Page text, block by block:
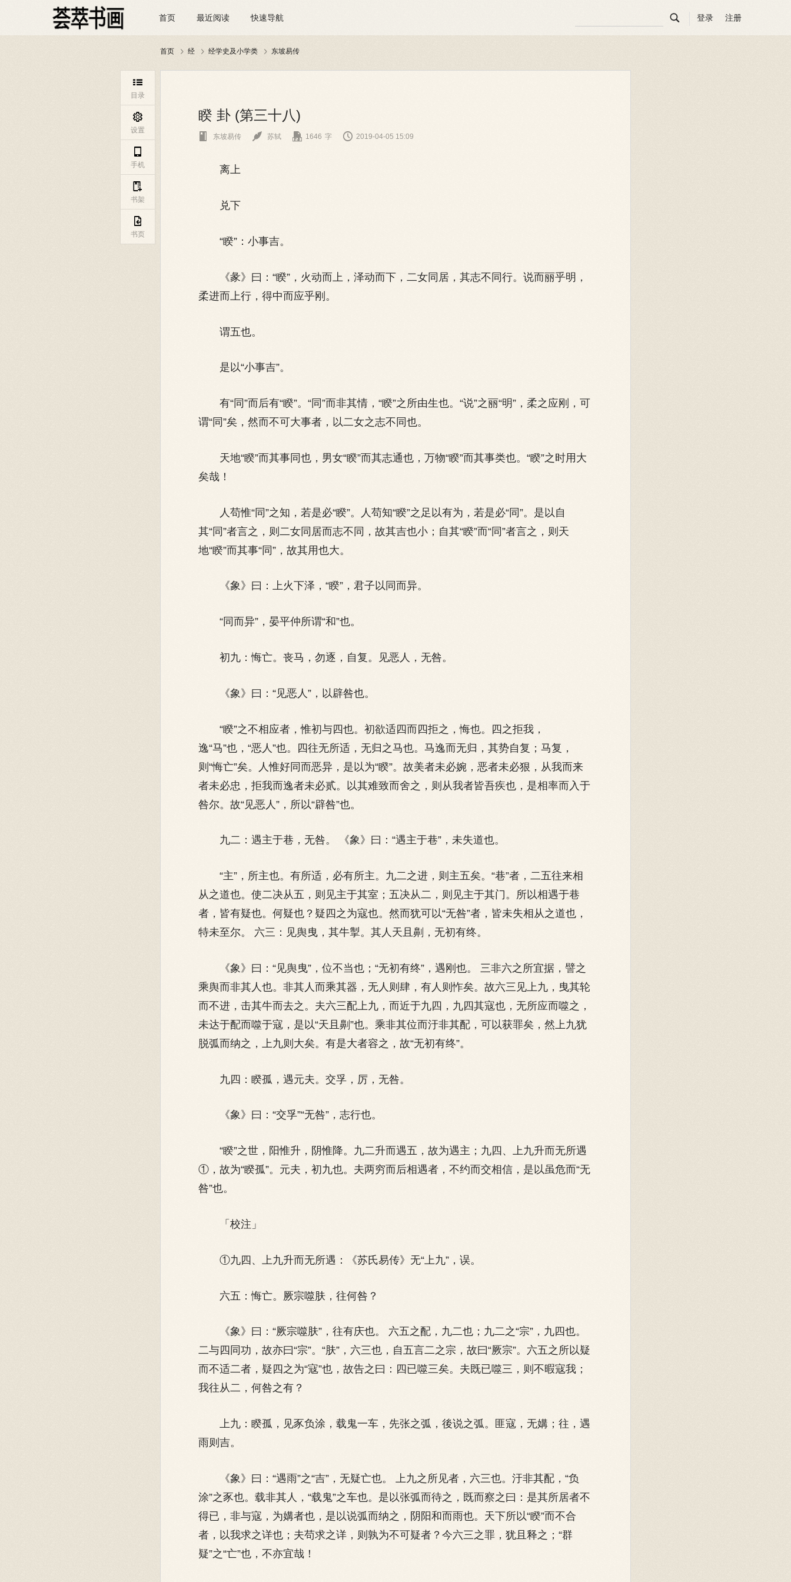
首页 最近阅读 快速导航  登录 注册
首页  经  经学史及小学类  东坡易传
睽 卦 (第三十八)
 东坡易传  苏轼  1646 字  2019-04-05 15:09
离上
兑下
“睽”：小事吉。
《彖》曰：“睽”，火动而上，泽动而下，二女同居，其志不同行。说而丽乎明，
柔进而上行，得中而应乎刚。
谓五也。
是以“小事吉”。
有“同”而后有“睽”。“同”而非其情，“睽”之所由生也。“说”之丽“明”，柔之应刚，可
谓“同”矣，然而不可大事者，以二女之志不同也。
天地“睽”而其事同也，男女“睽”而其志通也，万物“睽”而其事类也。“睽”之时用大
矣哉！
人苟惟“同”之知，若是必“睽”。人苟知“睽”之足以有为，若是必“同”。是以自
其“同”者言之，则二女同居而志不同，故其吉也小；自其“睽”而“同”者言之，则天
地“睽”而其事“同”，故其用也大。
《象》曰：上火下泽，“睽”，君子以同而异。
“同而异”，晏平仲所谓“和”也。
初九：悔亡。丧马，勿逐，自复。见恶人，无咎。
《象》曰：“见恶人”，以辟咎也。
“睽”之不相应者，惟初与四也。初欲适四而四拒之，悔也。四之拒我，
逸“马”也，“恶人”也。四往无所适，无归之马也。马逸而无归，其势自复；马复，
则“悔亡”矣。人惟好同而恶异，是以为“睽”。故美者未必婉，恶者未必狠，从我而来
者未必忠，拒我而逸者未必贰。以其难致而舍之，则从我者皆吾疾也，是相率而入于
咎尔。故“见恶人”，所以“辟咎”也。
九二：遇主于巷，无咎。 《象》曰：“遇主于巷”，未失道也。
“主”，所主也。有所适，必有所主。九二之进，则主五矣。“巷”者，二五往来相
从之道也。使二决从五，则见主于其室；五决从二，则见主于其门。所以相遇于巷
者，皆有疑也。何疑也？疑四之为寇也。然而犹可以“无咎”者，皆未失相从之道也，
特未至尔。 六三：见舆曳，其牛掣。其人天且劓，无初有终。
《象》曰：“见舆曳”，位不当也；“无初有终”，遇刚也。 三非六之所宜据，譬之
乘舆而非其人也。非其人而乘其器，无人则肆，有人则怍矣。故六三见上九，曳其轮
而不进，击其牛而去之。夫六三配上九，而近于九四，九四其寇也，无所应而噬之，
未达于配而噬于寇，是以“天且劓”也。乘非其位而汙非其配，可以获罪矣，然上九犹
脱弧而纳之，上九则大矣。有是大者容之，故“无初有终”。
九四：睽孤，遇元夫。交孚，厉，无咎。
《象》曰：“交孚”“无咎”，志行也。
“睽”之世，阳惟升，阴惟降。九二升而遇五，故为遇主；九四、上九升而无所遇
①，故为“睽孤”。元夫，初九也。夫两穷而后相遇者，不约而交相信，是以虽危而“无
咎”也。
「校注」
①九四、上九升而无所遇：《苏氏易传》无“上九”，误。
六五：悔亡。厥宗噬肤，往何咎？
《象》曰：“厥宗噬肤”，往有庆也。 六五之配，九二也；九二之“宗”，九四也。
二与四同功，故亦曰“宗”。“肤”，六三也，自五言二之宗，故曰“厥宗”。六五之所以疑
而不适二者，疑四之为“寇”也，故告之曰：四已噬三矣。夫既已噬三，则不暇寇我；
我往从二，何咎之有？
上九：睽孤，见豕负涂，载鬼一车，先张之弧，後说之弧。匪寇，无媾；往，遇
雨则吉。
《象》曰：“遇雨”之“吉”，无疑亡也。 上九之所见者，六三也。汙非其配，“负
涂”之豕也。载非其人，“载鬼”之车也。是以张弧而待之，既而察之曰：是其所居者不
得已，非与寇，为媾者也，是以说弧而纳之，阴阳和而雨也。天下所以“睽”而不合
者，以我求之详也；夫苟求之详，则孰为不可疑者？今六三之罪，犹且释之；“群
疑”之“亡”也，不亦宜哉！

目录

设置
手机

书架

书页